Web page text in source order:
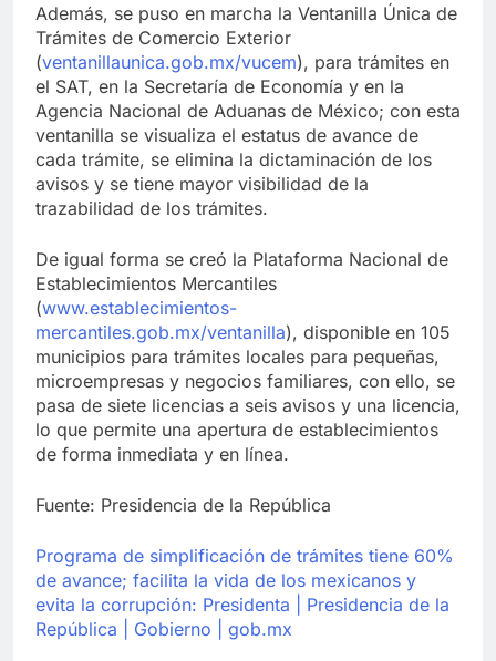
Además, se puso en marcha la Ventanilla Única de
Trámites de Comercio Exterior
(ventanillaunica.gob.mx/vucem), para trámites en
el SAT, en la Secretaría de Economía y en la
Agencia Nacional de Aduanas de México; con esta
ventanilla se visualiza el estatus de avance de
cada trámite, se elimina la dictaminación de los
avisos y se tiene mayor visibilidad de la
trazabilidad de los trámites.
De igual forma se creó la Plataforma Nacional de
Establecimientos Mercantiles
(www.establecimientos-
mercantiles.gob.mx/ventanilla), disponible en 105
municipios para trámites locales para pequeñas,
microempresas y negocios familiares, con ello, se
pasa de siete licencias a seis avisos y una licencia,
lo que permite una apertura de establecimientos
de forma inmediata y en línea.
Fuente: Presidencia de la República
Programa de simplificación de trámites tiene 60%
de avance; facilita la vida de los mexicanos y
evita la corrupción: Presidenta | Presidencia de la
República | Gobierno | gob.mx